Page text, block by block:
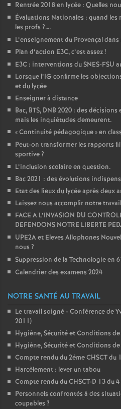
Rentrée 2018 en lycée : Quelles
Évaluations Nationales : quand les
les profs ?….
L’enseignement du Provençal
Plan d’action E3C, c’est assez!
E3C : interventions du SNES-FSU
Lorsque l’IG confirme les
et du lycée
Enseigner à distance
Bac, BTS, DNB 2020 : des
mais les inquiétudes demeurent.
«Continuité pédagogique» en
Peut-on transformer les rapports
sportive?
L’inclusion scolaire en question.
Bac 2021 : des évolutions
Etat des lieux du lycée après deux
Laissez nous accomplir notre
FACE A L’INVASION DU
DEFENDONS NOTRE LIBERTE
UPE2A et Eleves Allophones
nous ?
Suppression de la Technologie en
Calendrier des examens 2024
NOTRE SANTÉ AU TRAVAIL
Le travail soigné - Conférence de
2011)
Hygiène, Sécurité et Conditions
Hygiène, Sécurité et Conditions
Compte rendu du 2éme CHSCT du
Harcèlement : lever un tabou
Compte rendu du CHSCT-D 13 du
Personnels confrontés à des
coupables ?